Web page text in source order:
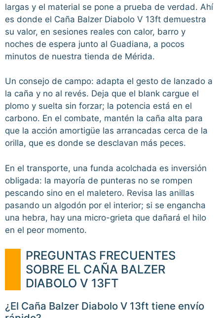
largas y el material se pone a prueba de verdad. Ahí
es donde el Caña Balzer Diabolo V 13ft demuestra
su valor, en sesiones reales con calor, barro y
noches de espera junto al Guadiana, a pocos
minutos de nuestra tienda de Mérida.
Un consejo de campo: adapta el gesto de lanzado a
la caña y no al revés. Deja que el blank cargue el
plomo y suelta sin forzar; la potencia está en el
carbono. En el combate, mantén la caña alta para
que la acción amortigüe las arrancadas cerca de la
orilla, que es donde se desclavan más peces.
En el transporte, una funda acolchada es inversión
obligada: la mayoría de punteras no se rompen
pescando sino en el maletero. Revisa las anillas
pasando un algodón por el interior; si se engancha
una hebra, hay una micro-grieta que dañará el hilo
en el peor momento.
PREGUNTAS FRECUENTES
SOBRE EL CAÑA BALZER
DIABOLO V 13FT
¿El Caña Balzer Diabolo V 13ft tiene envío